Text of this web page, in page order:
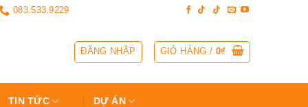
083.533.9229
ĐĂNG NHẬP GIỎ HÀNG / 0₫
TIN TỨC DỰ ÁN